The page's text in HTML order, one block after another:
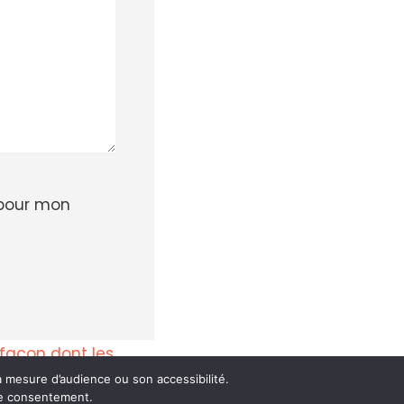
mon
dont les
d’audience ou son accessibilité.
consentement.